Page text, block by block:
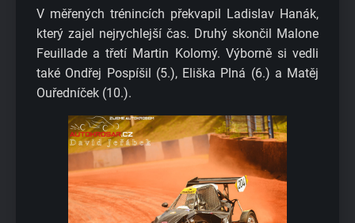
V měřených trénincích překvapil Ladislav Hanák,
který zajel nejrychlejší čas. Druhý skončil Malone
Feuillade a třetí Martin Kolomý. Výborně si vedli
také Ondřej Pospíšil (5.), Eliška Plná (6.) a Matěj
Ouředníček (10.).